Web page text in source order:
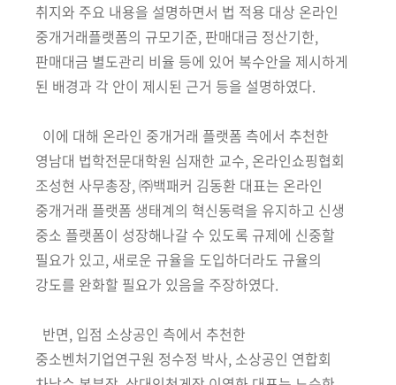
취지와 주요 내용을 설명하면서 법 적용 대상 온라인
중개거래플랫폼의 규모기준, 판매대금 정산기한,
판매대금 별도관리 비율 등에 있어 복수안을 제시하게
된 배경과 각 안이 제시된 근거 등을 설명하였다.
이에 대해 온라인 중개거래 플랫폼 측에서 추천한
영남대 법학전문대학원 심재한 교수, 온라인쇼핑협회
조성현 사무총장, ㈜백패커 김동환 대표는 온라인
중개거래 플랫폼 생태계의 혁신동력을 유지하고 신생
중소 플랫폼이 성장해나갈 수 있도록 규제에 신중할
필요가 있고, 새로운 규율을 도입하더라도 규율의
강도를 완화할 필요가 있음을 주장하였다.
반면, 입점 소상공인 측에서 추천한
중소벤처기업연구원 정수정 박사, 소상공인 연합회